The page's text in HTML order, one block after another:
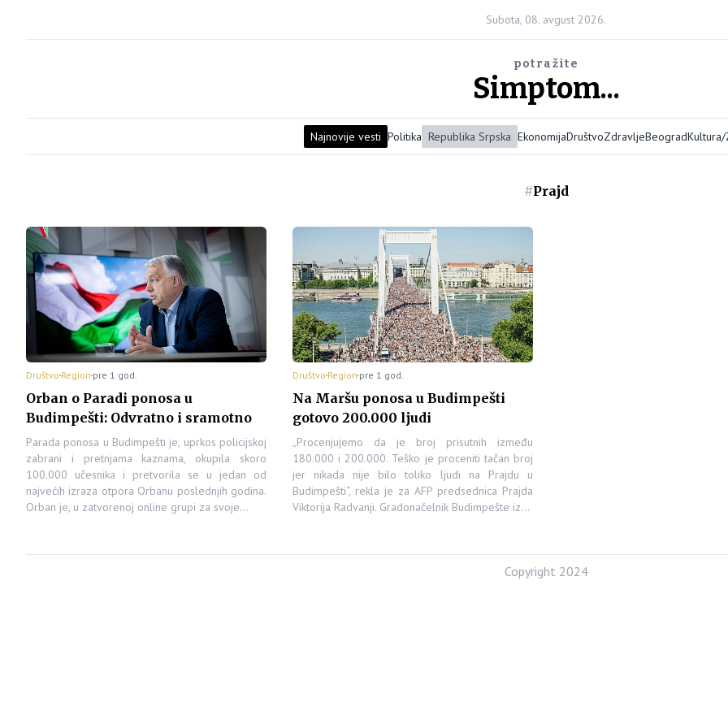
Subota, 08. avgust 2026.
potražite
Simptom...
Najnovije vesti Politika Republika Srpska EkonomijaDruštvoZdravljeBeogradKultura/
#Prajd
Društvo Region pre 1 god.
Orban o Paradi ponosa u
Budimpešti: Odvratno i sramotno
Parada ponosa u Budimpešti je, uprkos policijskoj
zabrani i pretnjama kaznama, okupila skoro
100.000 učesnika i pretvorila se u jedan od
najvećih izraza otpora Orbanu poslednjih godina.
Orban je, u zatvorenoj online grupi za svoje…
DruštvoRegionpre 1 god.
Na Maršu ponosa u Budimpešti
gotovo 200.000 ljudi
„Procenjujemo da je broj prisutnih između
180.000 i 200.000. Teško je proceniti tačan broj
jer nikada nije bilo toliko ljudi na Prajdu u
Budimpešti“, rekla je za AFP predsednica Prajda
Viktorija Radvanji. Gradonačelnik Budimpešte iz…
Copyright 2024